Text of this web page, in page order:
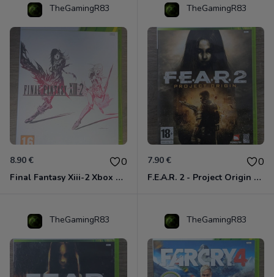
TheGamingR83
8.90 € 0
Final Fantasy Xiii-2 Xbox 360
TheGamingR83
7.90 € 0
F.E.A.R. 2 - Project Origin Xbox 360
TheGamingR83 TheGamingR83